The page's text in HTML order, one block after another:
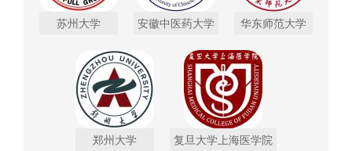
苏州大学 安徽中医药大学 华东师范大学
郑州大学 复旦大学上海医学院